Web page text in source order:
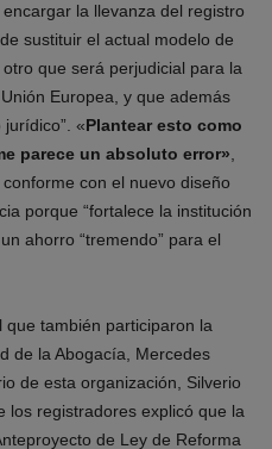
la llevanza del registro
sustituir el actual modelo de
que será perjudicial para la
Europea, y que además
«Plantear esto como
parece un absoluto error»
con el nuevo diseño
porque “fortalece la institución
ahorro “tremendo” para el
también participaron la
de la Abogacía, Mercedes
de esta organización, Silverio
los registradores explicó que la
de Ley de Reforma